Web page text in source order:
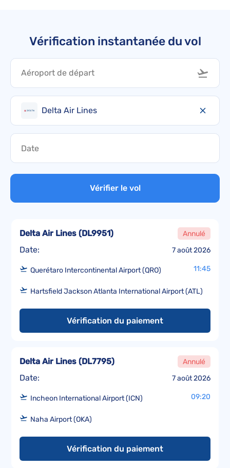
Vérification instantanée du vol
Delta Air Lines
Vérifier le vol
Date: 7 août 2026
Delta Air Lines (DL9951) Annulé
Querétaro Intercontinental Airport (QRO) 11:45
Hartsfield Jackson Atlanta International Airport (ATL)
Vérification du paiement
Date: 7 août 2026
Delta Air Lines (DL7795) Annulé
Incheon International Airport (ICN) 09:20
Naha Airport (OKA)
Vérification du paiement